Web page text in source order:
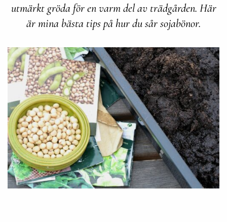
utmärkt gröda för en varm del av trädgården. Här
är mina bästa tips på hur du sår sojabönor.